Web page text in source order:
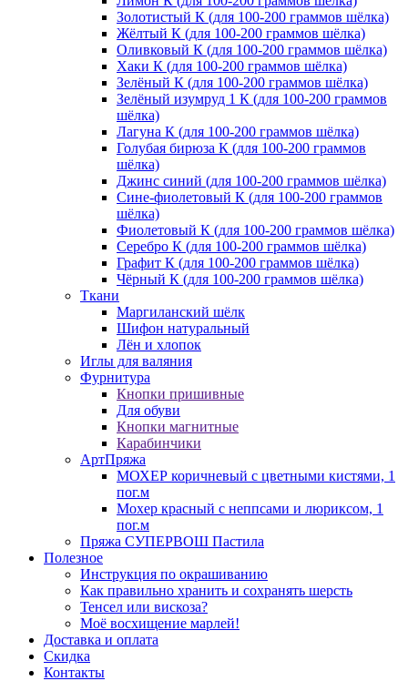
Золотистый К (для 100-200 граммов шёлка)
Жёлтый К (для 100-200 граммов шёлка)
Оливковый К (для 100-200 граммов шёлка)
Хаки К (для 100-200 граммов шёлка)
Зелёный К (для 100-200 граммов шёлка)
Зелёный изумруд 1 К (для 100-200 граммов
шёлка)
Лагуна К (для 100-200 граммов шёлка)
Голубая бирюза К (для 100-200 граммов
шёлка)
Джинс синий (для 100-200 граммов шёлка)
Сине-фиолетовый К (для 100-200 граммов
шёлка)
Фиолетовый К (для 100-200 граммов шёлка)
Серебро К (для 100-200 граммов шёлка)
Графит К (для 100-200 граммов шёлка)
Чёрный К (для 100-200 граммов шёлка)
Ткани
Маргиланский шёлк
Шифон натуральный
Лён и хлопок
Иглы для валяния
Фурнитура
Кнопки пришивные
Для обуви
Кнопки магнитные
Карабинчики
АртПряжа
МОХЕР коричневый с цветными кистями, 1
пог.м
Мохер красный с неппсами и люриксом, 1
пог.м
Пряжа СУПЕРВОШ Пастила
Полезное
Инструкция по окрашиванию
Как правильно хранить и сохранять шерсть
Тенсел или вискоза?
Моё восхищение марлей!
Доставка и оплата
Скидка
Контакты